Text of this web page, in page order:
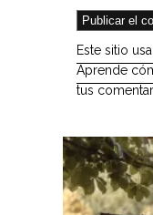
Este sitio
Aprende
tus